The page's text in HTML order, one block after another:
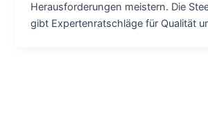
Herausforderungen meistern. Die
gibt Expertenratschläge für Qualität